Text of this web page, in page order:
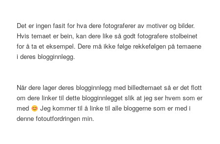
Det er ingen fasit for hva dere fotograferer av motiver og bilder.
Hvis temaet er bein, kan dere like så godt fotografere stolbeinet
for å ta et eksempel. Dere må ikke følge rekkefølgen på temaene
i deres blogginnlegg.
Når dere lager deres blogginnlegg med billedtemaet så er det flott
om dere linker til dette blogginnlegget slik at jeg ser hvem som er
med
Jeg kommer til å linke til alle bloggerne som er med i
denne fotoutfordringen min.